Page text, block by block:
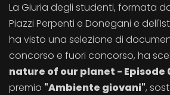
La Giuria degli studenti, formata
Piazzi Perpenti e Donegani e
ha visto una selezione di
concorso e fuori concorso, ha
nature of our planet - Episode
premio "Ambiente giovani",